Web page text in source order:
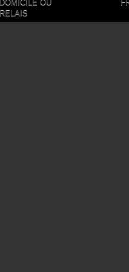
DOMICILE OU
RELAIS